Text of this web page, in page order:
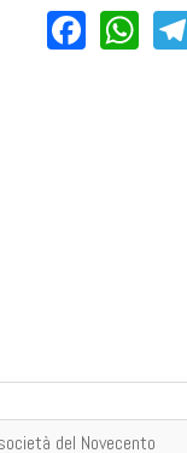
del Novecento